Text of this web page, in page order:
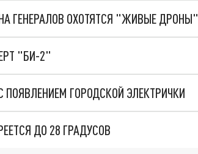
ГЕНЕРАЛОВ ОХОТЯТСЯ "ЖИВЫЕ ДРОНЫ"
"БИ-2"
ГОРОДСКОЙ ЭЛЕКТРИЧКИ
ДО 28 ГРАДУСОВ